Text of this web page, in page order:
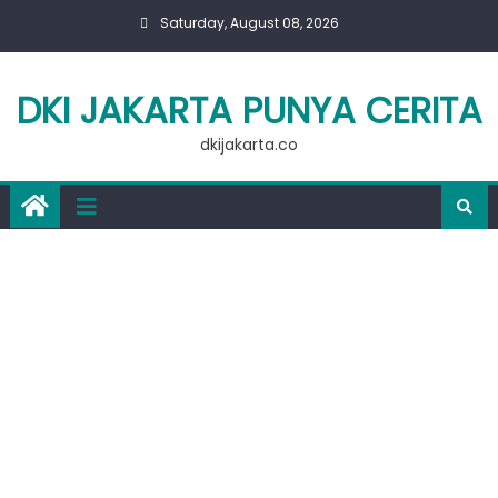
Saturday, August 08, 2026
DKI JAKARTA PUNYA CERITA
dkijakarta.co